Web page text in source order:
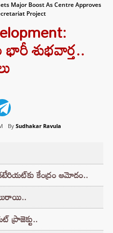
Major Boost As Centre Approves
Project
శుభవార్త..
By Sudhakar Ravula
కేంద్రం ఆమోదం..